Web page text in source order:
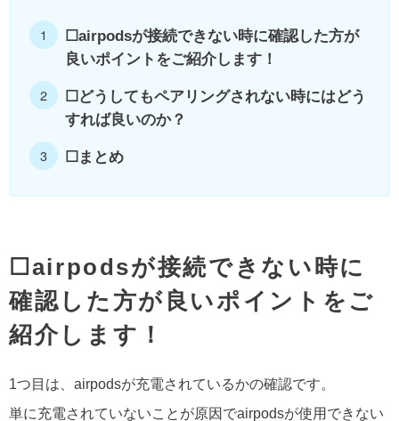
☐airpodsが接続できない時に確認した方が
良いポイントをご紹介します！
☐どうしてもペアリングされない時にはどう
すれば良いのか？
☐まとめ
☐airpodsが接続できない時に
確認した方が良いポイントをご
紹介します！
1つ目は、airpodsが充電されているかの確認です。
単に充電されていないことが原因でairpodsが使用できない